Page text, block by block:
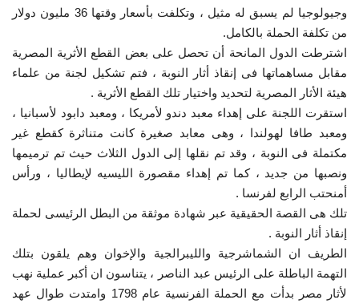
وجيولوجيا لم يسبق له مثيل ، وتكلفت بأسعار وقتها 36 مليون دولار
من تكلفة الحملة بالكامل.
اشترطت الدول المانحة أن تحصل على بعض القطع الأثرية المصرية
مقابل مساهماتها فى إنقاذ أثار النوبة ، فتم تشكيل لجنة من علماء
هيئة الأثار المصرية لتحديد واختيار تلك القطع الأثرية .
استقرت اللجنة على إهداء معبد دندو لأمريكا ، ومعبد دابود لأسبانيا ،
ومعبد طافا لهولندا ، وهى معابد صغيرة كانت متناثرة كقطع غير
مكتملة فى النوبة ، وقد تم نقلها إلى الدول الثلاث حيث تم ترميمها
ونصبها من جديد ، كما تم إهداء مقصورة الليسيه لإيطاليا ، ورأس
أمنحتب الرابع لفرنسا .
تلك هى القصة الحقيقية عبر شهادة موثقة من البطل الرئيسى لحملة
إنقاذ أثار النوبة .
الطريف ان الشماشرجية والليبرالجية والإخوان وهم يلقون بتلك
التهمة الباطلة على الرئيس عبد الناصر ، يتناسون ان أكبر عملية نهب
لأثار مصر بدأت مع الحملة الفرنسية عام 1798 وامتدت طوال عهد